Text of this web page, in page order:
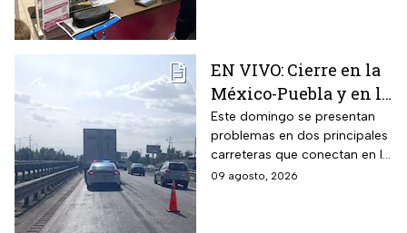
EN VIVO: Cierre en la
México-Puebla y en la
México-Cuernavaca
hoy domingo 9 de
agosto
Este domingo se presentan
problemas en dos principales
carreteras que conectan en la
Ciudad de México (CDMX); te
09 agosto, 2026